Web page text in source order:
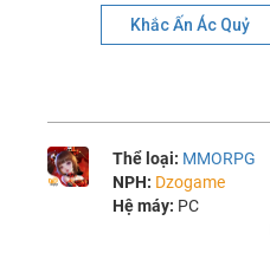
Khắc Ấn Ác Quỷ
Thể loại: MMORPG
NPH: Dzogame
Hệ máy: PC